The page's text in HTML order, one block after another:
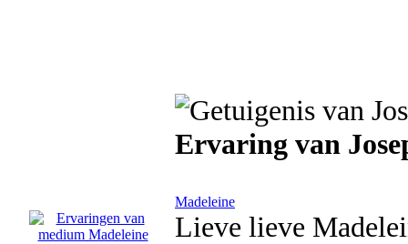
Ervaring van
Madeleine
Lieve lieve